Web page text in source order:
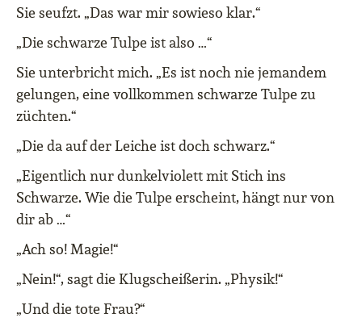
Sie seufzt. „Das war mir sowieso klar.“
„Die schwarze Tulpe ist also …“
Sie unterbricht mich. „Es ist noch nie jemandem
gelungen, eine vollkommen schwarze Tulpe zu
züchten.“
„Die da auf der Leiche ist doch schwarz.“
„Eigentlich nur dunkelviolett mit Stich ins
Schwarze. Wie die Tulpe erscheint, hängt nur von
dir ab …“
„Ach so! Magie!“
„Nein!“, sagt die Klugscheißerin. „Physik!“
„Und die tote Frau?“